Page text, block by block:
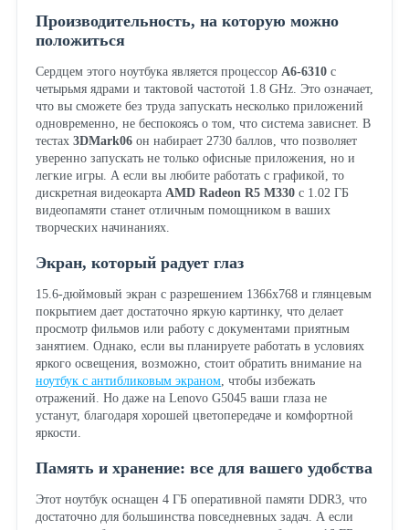
Производительность, на которую можно
положиться
Сердцем этого ноутбука является процессор A6-6310с
четырьмя ядрами и тактовой частотой 1.8 GHz. Это означает,
что вы сможете без труда запускать несколько приложений
одновременно, не беспокоясь о том, что система зависнет. В
тестах 3DMark06он набирает 2730 баллов, что позволяет
уверенно запускать не только офисные приложения, но и
легкие игры. А если вы любите работать с графикой, то
дискретная видеокарта AMD Radeon R5 M330с 1.02 ГБ
видеопамяти станет отличным помощником в ваших
творческих начинаниях.
Экран, который радует глаз
15.6-дюймовый экран с разрешением 1366x768 и глянцевым
покрытием дает достаточно яркую картинку, что делает
просмотр фильмов или работу с документами приятным
занятием. Однако, если вы планируете работать в условиях
яркого освещения, возможно, стоит обратить внимание на
ноутбук с антибликовым экраном, чтобы избежать
отражений. Но даже на Lenovo G5045 ваши глаза не
устанут, благодаря хорошей цветопередаче и комфортной
яркости.
Память и хранение: все для вашего удобства
Этот ноутбук оснащен 4 ГБ оперативной памяти DDR3, что
достаточно для большинства повседневных задач. А если